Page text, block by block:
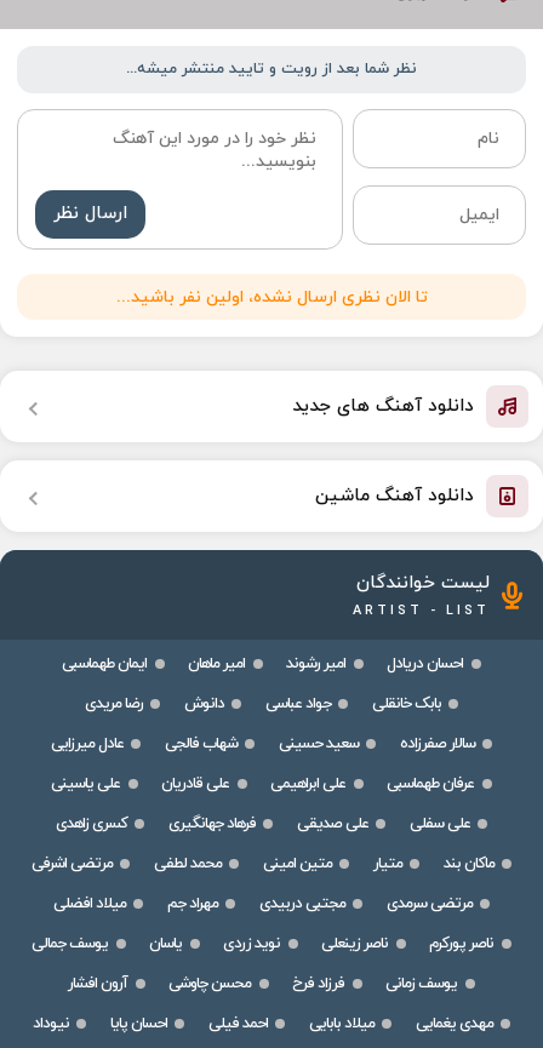
نظر شما بعد از رویت و تایید منتشر میشه...
ارسال نظر
تا الان نظری ارسال نشده، اولین نفر باشید...
دانلود آهنگ های جدید
دانلود آهنگ ماشین
لیست خوانندگان
ARTIST - LIST
احسان دریادل امیر رشوند امیر ماهان
ایمان طهماسبی
بابک خانقلی
جواد عباسی دانوش
رضا مریدی
سالار صفرزاده
سعید حسینی شهاب فالجی
عادل میرزایی
عرفان طهماسبی
علی ابراهیمی علی قادریان
علی یاسینی
علی سفلی
علی صدیقی فرهاد جهانگیری
کسری زاهدی
ماکان بند
متیار متین امینی محمد لطفی
مرتضی اشرفی
مرتضی سرمدی
مجتبی دربیدی مهراد جم
میلاد افضلی
ناصر پورکرم
ناصر زینعلی نوید زردی یاسان
یوسف جمالی
یوسف زمانی
فرزاد فرخ محسن چاوشی
آرون افشار
مهدی یغمایی
میلاد بابایی احمد فیلی احسان پایا
نیوداد